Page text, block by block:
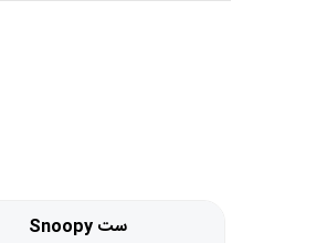
ست Snoopy